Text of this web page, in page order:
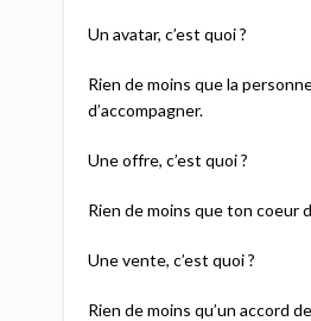
Un avatar, c’est quoi ?
Rien de moins que la
d’accompagner.
Une offre, c’est quoi ?
Rien de moins que ton coeur
Une vente, c’est quoi ?
Rien de moins qu’un accord